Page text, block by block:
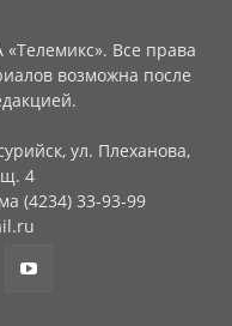
Все права
возможна после
ул. Плеханова,
4
(4234) 33-93-99